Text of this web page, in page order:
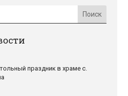
праздник в храме с.